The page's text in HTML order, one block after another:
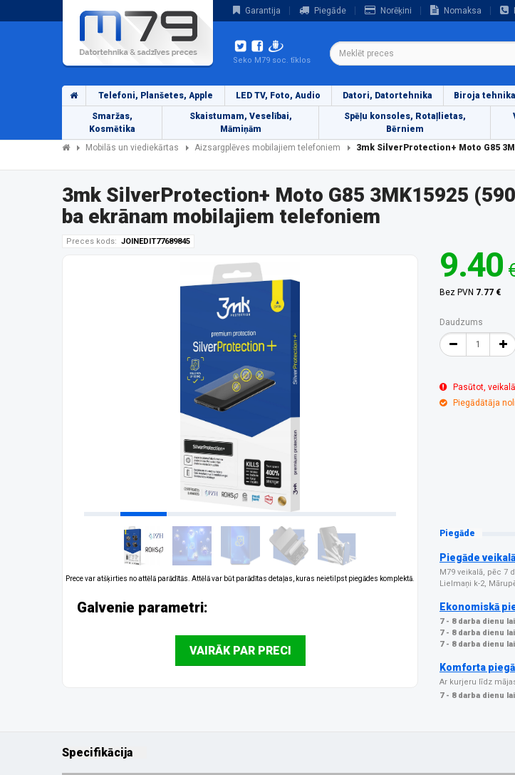
Garantija Piegāde Norēķini Nomaksa
Seko M79 soc. tīklos
Telefoni, Planšetes, Apple LED TV, Foto, Audio Datori, Datortehnika Biroja tehnika
Smaržas,
Kosmētika
Skaistumam, Veselībai,
Māmiņām
Spēļu konsoles, Rotaļlietas,
Bērniem
Mobilās un viediekārtas Aizsargplēves mobilajiem telefoniem 3mk SilverProtection+ Moto G85
3mk SilverProtection+ Moto G85 3MK15925
ba ekrānam mobilajiem telefoniem
Preces kods: JOINEDIT77689845
Prece var atšķirties no attēlā parādītās. Attēlā var būt parādītas detaļas, kuras neietilpst piegādes komplektā.
Galvenie parametri:
VAIRĀK PAR PRECI
9.40
Bez PVN 7.77 €
Daudzums
Pasūtot,
Piegādātāja
Piegāde
Piegāde veikalā
M79 veikalā, pēc 7
Lielmaņi k-2,
Ekonomiskā
7 - 8 darba dienu
7 - 8 darba dienu
7 - 8 darba dienu
Komforta
Ar kurjeru līdz
7 - 8 darba dienu
Specifikācija